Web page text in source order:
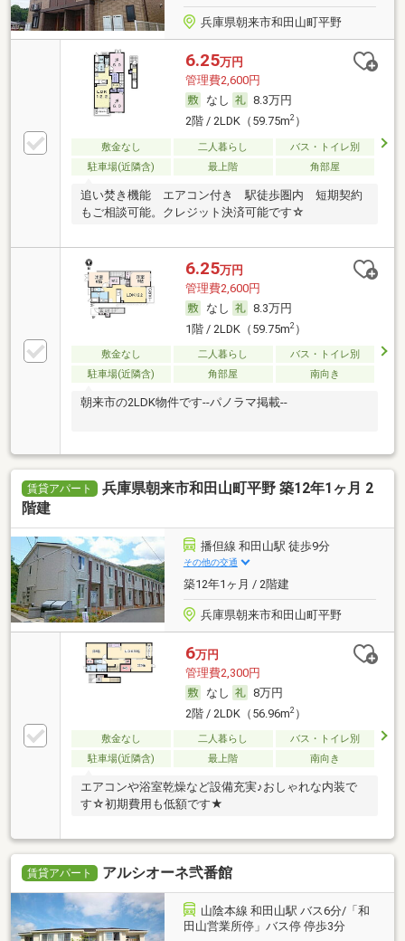
兵庫県朝来市和田山町平野
6.25万円
管理費2,600円
なし
8.3万円
2階 / 2LDK（59.75m2）
敷金なし 二人暮らし
バス・トイレ別
駐車場(近隣含)
最上階 角部屋
追い焚き機能 エアコン付き 駅徒歩圏内 短期契約
もご相談可能。クレジット決済可能です☆
6.25万円
管理費2,600円
なし
8.3万円
1階 / 2LDK（59.75m2）
敷金なし 二人暮らし
バス・トイレ別
駐車場(近隣含)
角部屋 南向き
朝来市の2LDK物件です--パノラマ掲載--
賃貸アパート
兵庫県朝来市和田山町平野 築12年1ヶ月 2
階建
播但線 和田山駅 徒歩9分
その他の交通
築12年1ヶ月 / 2階建
兵庫県朝来市和田山町平野
6万円
管理費2,300円
なし
8万円
2階 / 2LDK（56.96m2）
敷金なし 二人暮らし
バス・トイレ別
駐車場(近隣含)
最上階 南向き
エアコンや浴室乾燥など設備充実♪おしゃれな内装で
す☆初期費用も低額です★
賃貸アパート アルシオーネ弐番館
山陰本線 和田山駅 バス6分/「和
田山営業所停」バス停 停歩3分